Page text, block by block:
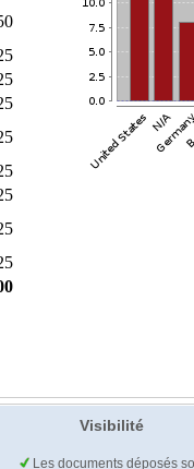
Visibilité
Les documents déposés